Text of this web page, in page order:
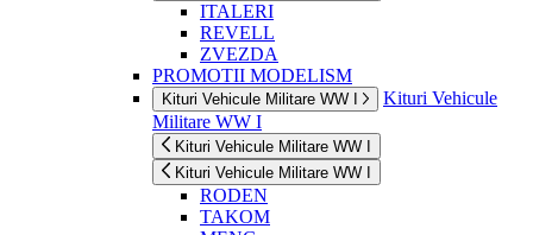
ITALERI
REVELL
ZVEZDA
PROMOTII MODELISM
Kituri Vehicule Militare WW I
Kituri Vehicule
Militare WW I
Kituri Vehicule Militare WW I
Kituri Vehicule Militare WW I
RODEN
TAKOM